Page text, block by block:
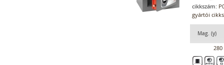
cikkszám:
gyártói
Mag. (y)
280